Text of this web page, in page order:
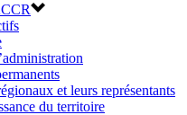
et leurs représentants
du territoire